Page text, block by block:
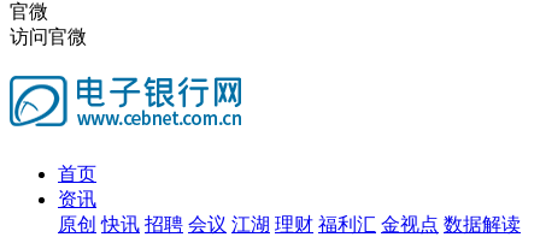
官微
访问官微
首页
资讯
原创 快讯 招聘 会议 江湖 理财 福利汇 金视点 数据解读